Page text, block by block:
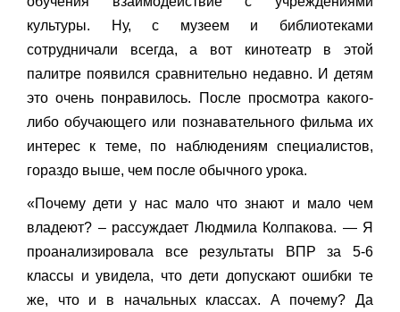
культуры. Ну, с музеем и библиотеками
сотрудничали всегда, а вот кинотеатр в этой
палитре появился сравнительно недавно. И детям
это очень понравилось. После просмотра какого-
либо обучающего или познавательного фильма их
интерес к теме, по наблюдениям специалистов,
гораздо выше, чем после обычного урока.
«Почему дети у нас мало что знают и мало чем
владеют? – рассуждает Людмила Колпакова. — Я
проанализировала все результаты ВПР за 5-6
классы и увидела, что дети допускают ошибки те
же, что и в начальных классах. А почему? Да